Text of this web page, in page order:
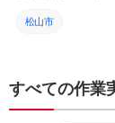
員さんや工場の様子
感じてます 信頼
愛媛 松山 伊予 西条
松山市
カーオーナーズ
すべての作業